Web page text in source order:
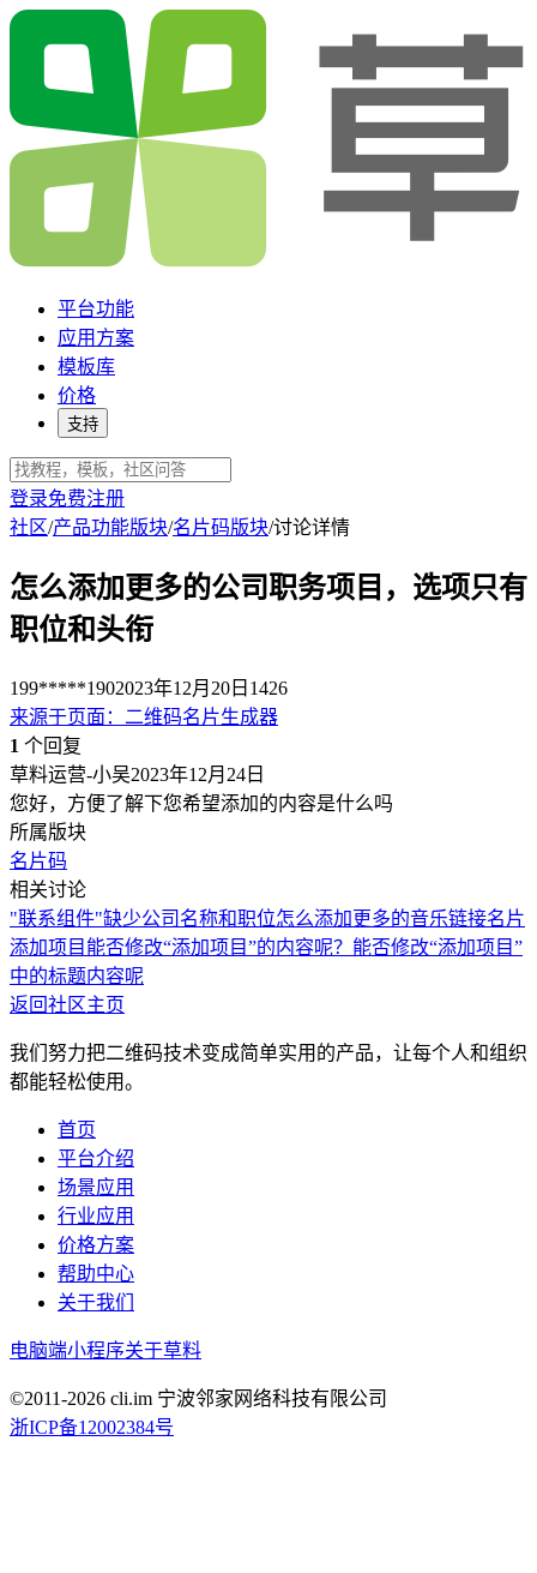
平台功能
应用方案
模板库
价格
支持
登录免费注册
社区/产品功能版块/名片码版块/讨论详情
怎么添加更多的公司职务项目，选项只有
职位和头衔
199*****1902023年12月20日 1426
来源于页面 ： 二维码名片生成器
1 个回复
草料运营-小吴2023年12月24日
您好，方便了解下您希望添加的内容是什么吗
所属版块
名片码
相关讨论
"联系组件"缺少公司名称和职位怎么添加更多的音乐链接名片
添加项目 能否修改“添加项目”的内容呢？ 能否修改“添加项目”
中的标题内容呢
返回社区主页
我们努力把二维码技术变成简单实用的产品，让每个人和组织
都能轻松使用。
首页
平台介绍
场景应用
行业应用
价格方案
帮助中心
关于我们
电脑端小程序关于草料
©2011-2026 cli.im 宁波邻家网络科技有限公司
浙ICP备12002384号